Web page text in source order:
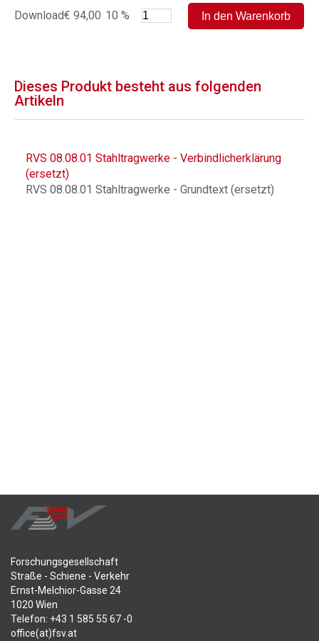
Download€ 94,00 10 %
Dieses Produkt besteht aus folgenden
Artikeln
RVS 08.08.01 Stahltragwerke - Verbindlicherklärung
(ersetzt)
RVS 08.08.01 Stahltragwerke - Grundtext (ersetzt)
Forschungsgesellschaft
Straße - Schiene - Verkehr
Ernst-Melchior-Gasse 24
1020 Wien
Telefon: +43 1 585 55 67 -0
office(at)fsv.at